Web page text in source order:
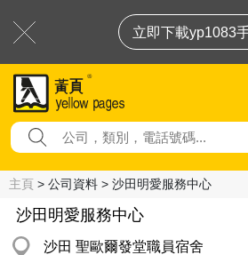
立即下載yp1083
主頁 > 公司資料 > 沙田明愛服務中心
沙田明愛服務中心
沙田 聖歐爾發堂職員宿舍